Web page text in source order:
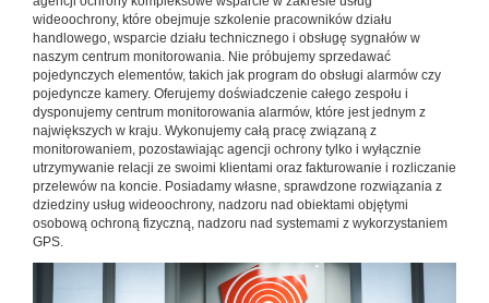
wideoochrony, które obejmuje szkolenie pracowników działu
handlowego, wsparcie działu technicznego i obsługę sygnałów w
naszym centrum monitorowania. Nie próbujemy sprzedawać
pojedynczych elementów, takich jak program do obsługi alarmów czy
pojedyncze kamery. Oferujemy doświadczenie całego zespołu i
dysponujemy centrum monitorowania alarmów, które jest jednym z
największych w kraju. Wykonujemy całą pracę związaną z
monitorowaniem, pozostawiając agencji ochrony tylko i wyłącznie
utrzymywanie relacji ze swoimi klientami oraz fakturowanie i rozliczanie
przelewów na koncie. Posiadamy własne, sprawdzone rozwiązania z
dziedziny usług wideoochrony, nadzoru nad obiektami objętymi
osobową ochroną fizyczną, nadzoru nad systemami z wykorzystaniem
GPS.